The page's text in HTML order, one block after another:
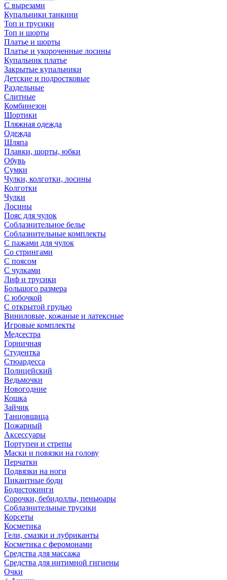
С вырезами
Купальники танкини
Топ и трусики
Топ и шорты
Платье и шорты
Платье и укороченные лосины
Купальник платье
Закрытые купальники
Детские и подростковые
Раздельные
Слитные
Комбинезон
Шортики
Пляжная одежда
Одежда
Шляпа
Плавки, шорты, юбки
Обувь
Сумки
Чулки, колготки, лосины
Колготки
Чулки
Лосины
Пояс для чулок
Соблазнительное белье
Соблазнительные комплекты
С пажами для чулок
Со стрингами
С поясом
С чулками
Лиф и трусики
Большого размера
С юбочкой
С открытой грудью
Виниловые, кожаные и латексные
Игровые комплекты
Медсестра
Горничная
Студентка
Стюардесса
Полицейский
Ведьмочки
Новогодние
Кошка
Зайчик
Танцовщица
Пожарный
Аксессуары
Портупеи и стрепы
Маски и повязки на голову
Перчатки
Подвязки на ноги
Пикантные боди
Бодистокинги
Сорочки, бебидоллы, пеньюары
Соблазнительные трусики
Корсеты
Косметика
Гели, смазки и лубриканты
Косметика с феромонами
Средства для массажа
Средства для интимной гигиены
Очки